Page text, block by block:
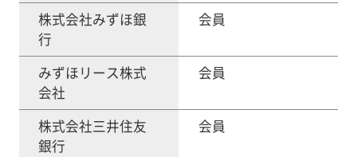
株式会社みずほ銀
行
会員
みずほリース株式
会社
会員
株式会社三井住友
銀行
会員